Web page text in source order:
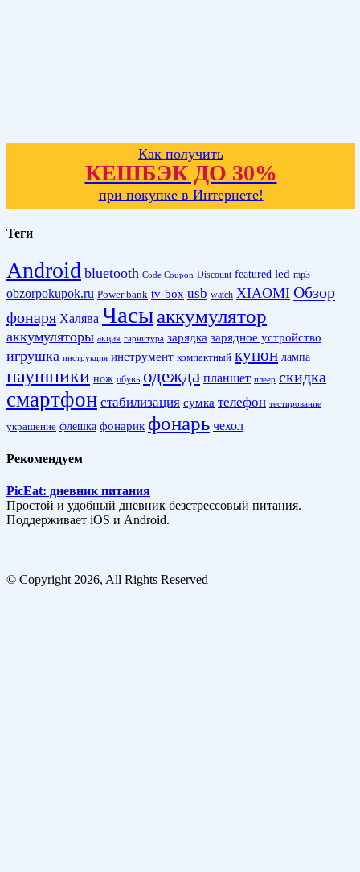
Как получить
КЕШБЭК ДО 30%
при покупке в Интернете!
Теги
Android bluetooth Code Coupon Discount featured led mp3
obzorpokupok.ru Power bank tv-box usb watch XIAOMI Обзор
фонаря Халява Часыаккумулятор
аккумуляторы акция гарнитура зарядка зарядное устройство
игрушка инструкция инструмент компактный купон лампа
наушники нож обувь одежда планшет плеер скидка
смартфон стабилизация сумка телефон тестирование
украшение флешка фонарик фонарь чехол
Рекомендуем
PicEat: дневник питания
Простой и удобный дневник безстрессовый питания.
Поддерживает iOS и Android.
© Copyright 2026, All Rights Reserved